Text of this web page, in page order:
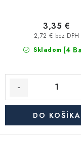
Skladom (4
2,72 € bez DPH
3,35 €
DO KOŠÍKA